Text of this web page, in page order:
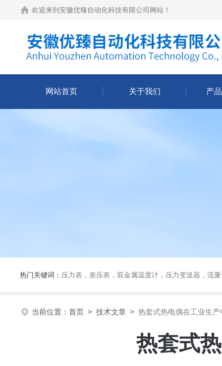
欢迎来到 安徽优臻自动化科技有限公司网站 ！
网站首页 关于我们 产
热门关键词： 压力表，差压表，双金属温度计，压力变送器，流
当前位置： 首页 > 技术文章 > 热套式热电偶在工业生
热套式